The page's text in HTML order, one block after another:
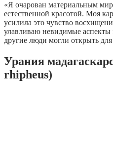
«Я очарован материальным
естественной красотой. Моя
усилила это чувство
улавливаю невидимые
другие люди могли открыть для
Урания
rhipheus)